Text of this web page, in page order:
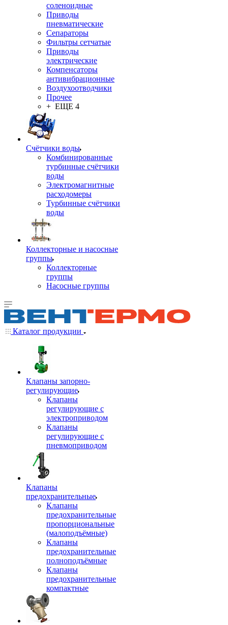
соленоидные
Приводы
пневматические
Сепараторы
Фильтры сетчатые
Приводы
электрические
Компенсаторы
антивибрационные
Воздухоотводчики
Прочее
+ ЕЩЕ 4
Счётчики воды
Комбинированные
турбинные счётчики
воды
Электромагнитные
расходомеры
Турбинные счётчики
воды
Коллекторные и насосные
группы
Коллекторные
группы
Насосные группы
Каталог продукции
Клапаны запорно-
регулирующие
Клапаны
регулирующие с
электроприводом
Клапаны
регулирующие с
пневмоприводом
Клапаны
предохранительные
Клапаны
предохранительные
пропорциональные
(малоподъёмные)
Клапаны
предохранительные
полноподъёмные
Клапаны
предохранительные
компактные